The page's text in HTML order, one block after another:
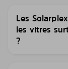
Les
les vitres
?